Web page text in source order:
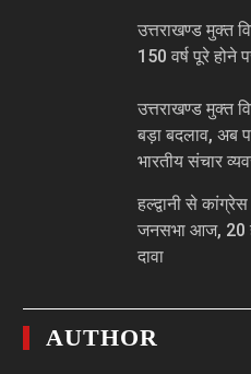
उत्तराखण्ड मुक्त
150 वर्ष पूरे होने
उत्तराखण्ड मुक्त
बड़ा बदलाव, अब
भारतीय संचार
हल्द्वानी से
जनसभा आज, 20
दावा
AUTHOR